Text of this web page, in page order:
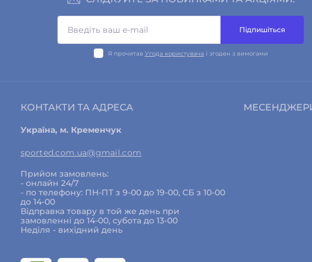
Підпишіться
Я прочитав Угода користувача і згоден з вимогами
КОНТАКТИ ТА АДРЕСА
Україна, м. Кременчук
sported.com.ua@gmail.com
Прийом замовлень:
- онлайн 24/7
- по телефону: ПН-ПТ з 9-00 до 19-00, СБ з 10-00
до 14-00
Відправка товару в той же день при
замовленні до 14-00, субота до 13-00
Неділя - вихідний день